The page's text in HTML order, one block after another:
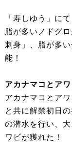
「寿しゆう」に
脂が多いノドグ
刺身」、脂が多
能！
アカナマコとア
アカナマコとア
と共に解禁初日
の潜水を行い、
ワビが獲れた！